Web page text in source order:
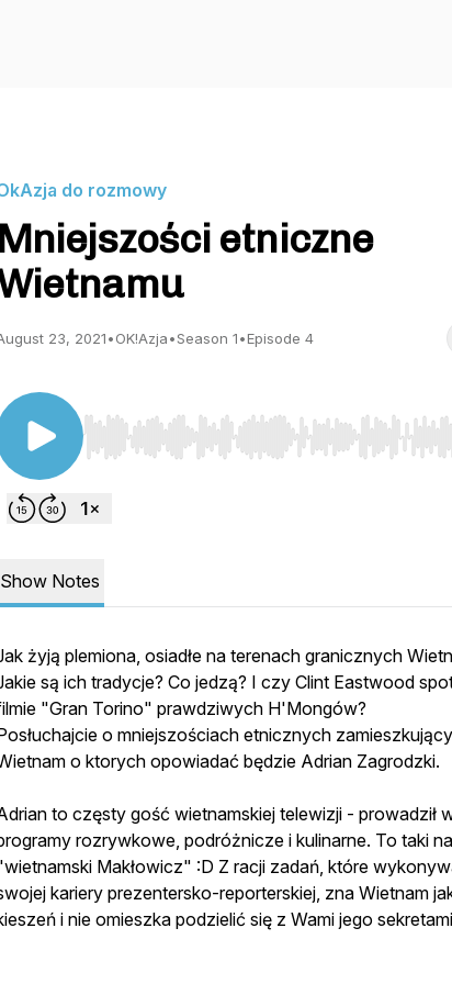
do rozmowy
Mniejszości etniczne
23, 2021•OK!Azja•Season 1•Episode 4
Use Left/Right to seek, Home/End to jump to
Show Notes
żyją plemiona, osiadłe na terenach granicznych
są ich tradycje? Co jedzą? I czy Clint Eastwood
"Gran Torino" prawdziwych H'Mongów?
o mniejszościach etnicznych
o ktorych opowiadać będzie Adrian Zagrodzki.
to częsty gość wietnamskiej telewizji - prowadził
rozrywkowe, podróżnicze i kulinarne. To taki
Makłowicz" :D Z racji zadań, które
kariery prezentersko-reporterskiej, zna Wietnam
i nie omieszka podzielić się z Wami jego